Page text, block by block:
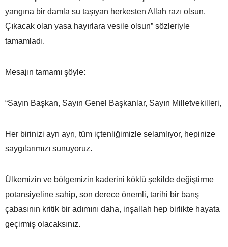
yangına bir damla su taşıyan herkesten Allah razı olsun.
Çıkacak olan yasa hayırlara vesile olsun” sözleriyle
tamamladı.
Mesajın tamamı şöyle:
“Sayın Başkan, Sayın Genel Başkanlar, Sayın Milletvekilleri,
Her birinizi ayrı ayrı, tüm içtenliğimizle selamlıyor, hepinize
saygılarımızı sunuyoruz.
Ülkemizin ve bölgemizin kaderini köklü şekilde değiştirme
potansiyeline sahip, son derece önemli, tarihi bir barış
çabasının kritik bir adımını daha, inşallah hep birlikte hayata
geçirmiş olacaksınız.